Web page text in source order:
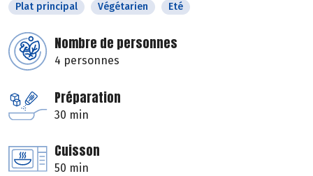
Plat principal Végétarien Eté
Nombre de personnes
4 personnes
Préparation
30 min
Cuisson
50 min